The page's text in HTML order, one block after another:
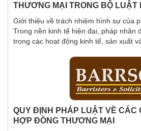
THƯƠNG MẠI TRONG BỘ LUẬT
Giới thiệu về trách nhiệm hình sự của
Trong nền kinh tế hiện đại, pháp nhân
trong các hoạt động kinh tế, sản xuất
QUY ĐỊNH PHÁP LUẬT VỀ CÁC
HỢP ĐỒNG THƯƠNG MẠI